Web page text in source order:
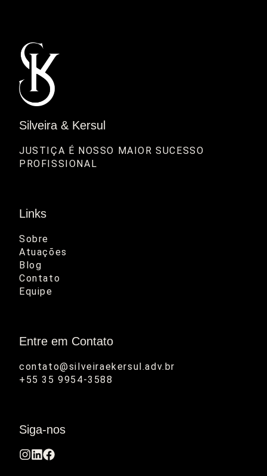
Silveira & Kersul
JUSTIÇA É NOSSO MAIOR SUCESSO
PROFISSIONAL
Links
Sobre
Atuações
Blog
Contato
Equipe
Entre em Contato
contato@silveiraekersul.adv.br
+55 35 9954-3588
Siga-nos